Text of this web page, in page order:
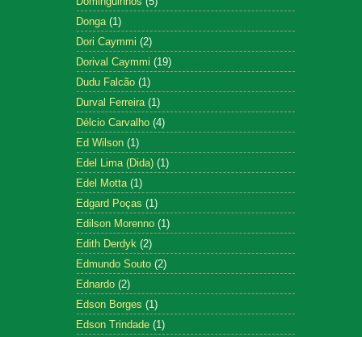
Donga (1)
Dori Caymmi (2)
Dorival Caymmi (19)
Dudu Falcão (1)
Durval Ferreira (1)
Délcio Carvalho (4)
Ed Wilson (1)
Edel Lima (Dida) (1)
Edel Motta (1)
Edgard Poças (1)
Edilson Morenno (1)
Edith Derdyk (2)
Edmundo Souto (2)
Ednardo (2)
Edson Borges (1)
Edson Trindade (1)